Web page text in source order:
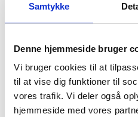
Samtykke
Denne hjemmeside bruger
Vi bruger cookies til at
til at vise dig funktioner til
vores trafik. Vi deler også
hjemmeside med vores